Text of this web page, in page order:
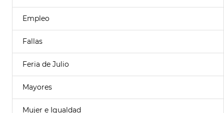
Empleo
Fallas
Feria de Julio
Mayores
Mujer e Igualdad